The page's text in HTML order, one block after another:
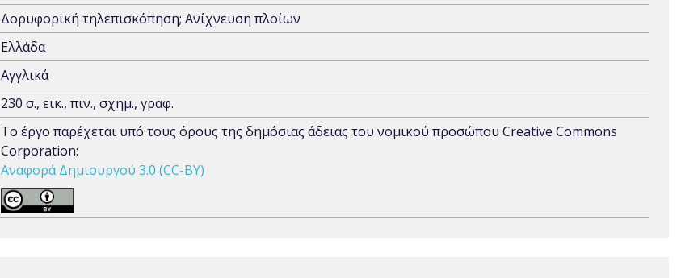
Δορυφορική τηλεπισκόπηση; Ανίχνευση πλοίων
Ελλάδα
Αγγλικά
230 σ., εικ., πιν., σχημ., γραφ.
Το έργο παρέχεται υπό τους όρους της δημόσιας άδειας του νομικού προσώπου Creative Commons
Corporation:
Αναφορά Δημιουργού 3.0 (CC-BY)